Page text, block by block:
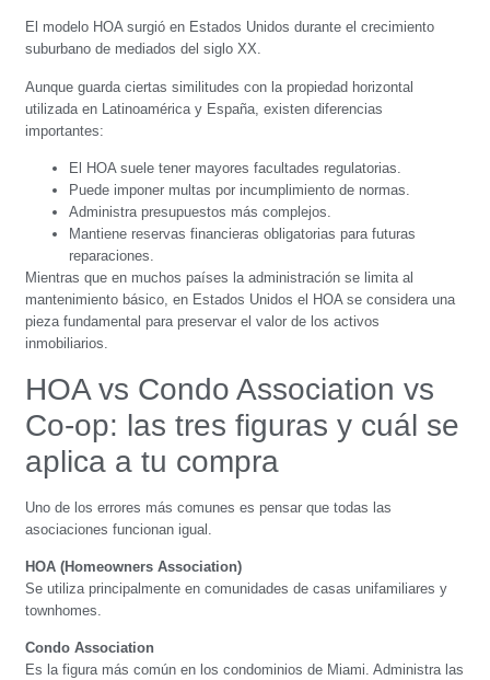
El modelo HOA surgió en Estados Unidos durante el crecimiento
suburbano de mediados del siglo XX.
Aunque guarda ciertas similitudes con la propiedad horizontal
utilizada en Latinoamérica y España, existen diferencias
importantes:
El HOA suele tener mayores facultades regulatorias.
Puede imponer multas por incumplimiento de normas.
Administra presupuestos más complejos.
Mantiene reservas financieras obligatorias para futuras
reparaciones.
Mientras que en muchos países la administración se limita al
mantenimiento básico, en Estados Unidos el HOA se considera una
pieza fundamental para preservar el valor de los activos
inmobiliarios.
HOA vs Condo Association vs
Co-op: las tres figuras y cuál se
aplica a tu compra
Uno de los errores más comunes es pensar que todas las
asociaciones funcionan igual.
HOA (Homeowners Association)
Se utiliza principalmente en comunidades de casas unifamiliares y
townhomes.
Condo Association
Es la figura más común en los condominios de Miami. Administra las